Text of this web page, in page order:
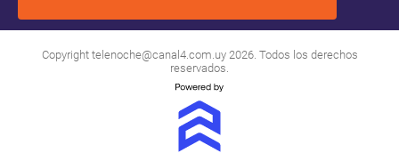
Copyright telenoche@canal4.com.uy2026. Todos los derechos
reservados.